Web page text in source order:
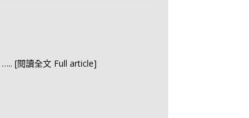
….. [閱讀全文 Full article]